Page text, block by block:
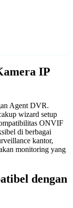
IP
Agent DVR.
wizard setup
ONVIF
di berbagai
kantor,
monitoring yang
dengan